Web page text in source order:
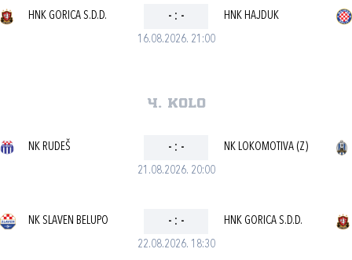
16.08.2026. 21:00
HNK GORICA S.D.D. - : - HNK HAJDUK
4. kolo
21.08.2026. 20:00
NK RUDEŠ - : - NK LOKOMOTIVA (Z)
22.08.2026. 18:30
NK SLAVEN BELUPO - : - HNK GORICA S.D.D.